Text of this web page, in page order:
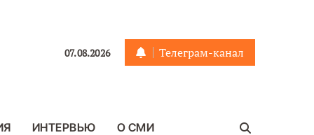
07.08.2026 Телеграм-канал
ИНТЕРВЬЮ О СМИ